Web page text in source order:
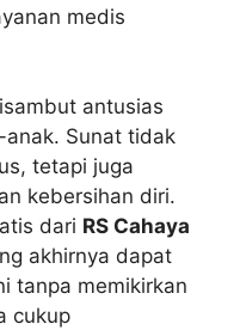
medis
antusias
Sunat tidak
tetapi juga
kebersihan diri.
dari RS Cahaya
akhirnya dapat
tanpa memikirkan
cukup